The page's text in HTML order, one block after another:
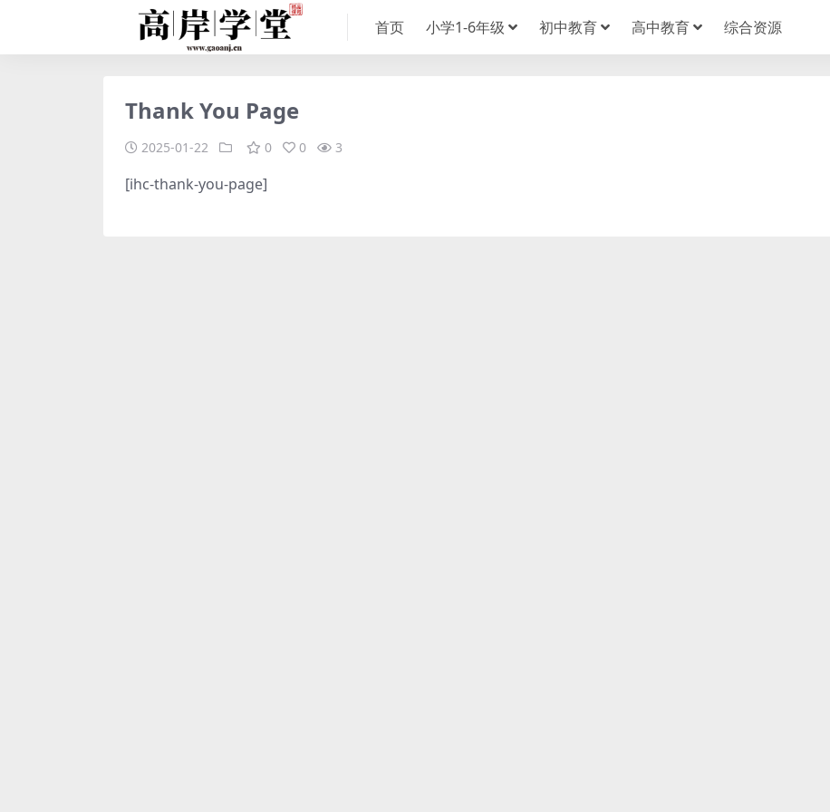
首页 小学1-6年级 初中教育 高中教育 综合资源
Thank You Page
2025-01-22 0 0 3
[ihc-thank-you-page]